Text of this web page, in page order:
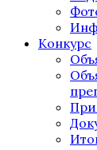
Конкурс